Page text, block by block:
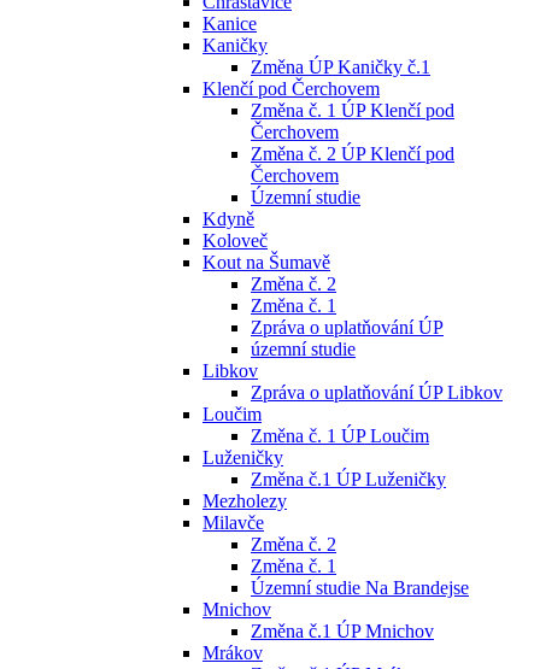
Kanice
Kaničky
Změna ÚP Kaničky č.1
Klenčí pod Čerchovem
Změna č. 1 ÚP Klenčí pod
Čerchovem
Změna č. 2 ÚP Klenčí pod
Čerchovem
Územní studie
Kdyně
Koloveč
Kout na Šumavě
Změna č. 2
Změna č. 1
Zpráva o uplatňování ÚP
územní studie
Libkov
Zpráva o uplatňování ÚP Libkov
Loučim
Změna č. 1 ÚP Loučim
Luženičky
Změna č.1 ÚP Luženičky
Mezholezy
Milavče
Změna č. 2
Změna č. 1
Územní studie Na Brandejse
Mnichov
Změna č.1 ÚP Mnichov
Mrákov